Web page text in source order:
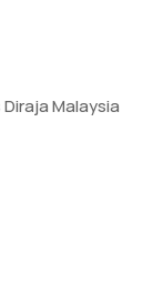
Malaysia